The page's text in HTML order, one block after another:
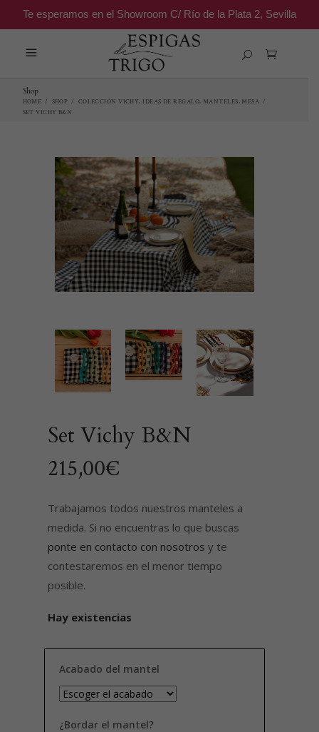
Te esperamos en el Showroom C/ Río de la Plata 2, Sevilla
Shop
HOME / SHOP / COLECCIÓN VICHY, IDEAS DE REGALO, MANTELES, MESA /
SET VICHY B&N
Set Vichy B&N
215,00€
Trabajamos todos nuestros manteles a
medida. Si no encuentras lo que buscas
ponte en contacto con nosotros y te
contestaremos en el menor tiempo
posible.
Hay existencias
Acabado del mantel
¿Bordar el mantel?